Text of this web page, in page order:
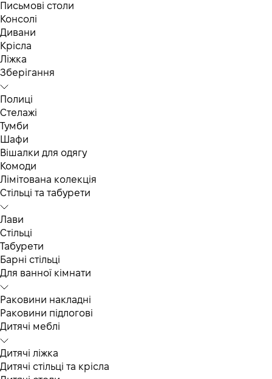
Письмові столи
Консолі
Дивани
Крісла
Ліжка
Зберігання
Полиці
Стелажі
Тумби
Шафи
Вішалки для одягу
Комоди
Лімітована колекція
Стільці та табурети
Лави
Стільці
Табурети
Барні стільці
Для ванної кімнати
Раковини накладні
Раковини підлогові
Дитячі меблі
Дитячі ліжка
Дитячі стільці та крісла